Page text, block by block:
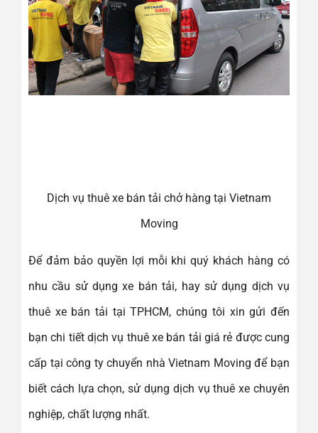
Dịch vụ thuê xe bán tải chở hàng tại Vietnam
Moving
Để đảm bảo quyền lợi mỗi khi quý khách hàng có
nhu cầu sử dụng xe bán tải, hay sử dụng dịch vụ
thuê xe bán tải tại TPHCM, chúng tôi xin gửi đến
bạn chi tiết dịch vụ thuê xe bán tải giá rẻ được cung
cấp tại công ty chuyển nhà Vietnam Moving để bạn
biết cách lựa chọn, sử dụng dịch vụ thuê xe chuyên
nghiệp, chất lượng nhất.